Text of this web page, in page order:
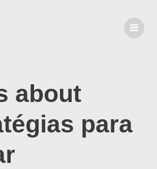
about
para